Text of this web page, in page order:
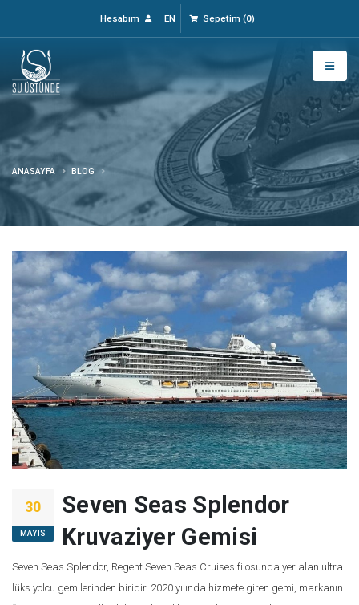
Hesabım EN Sepetim (0)
ANASAYFA BLOG
30
MAYIS
Seven Seas Splendor
Kruvaziyer Gemisi
Seven Seas Splendor, Regent Seven Seas Cruises filosunda yer alan ultra
lüks yolcu gemilerinden biridir. 2020 yılında hizmete giren gemi, markanın